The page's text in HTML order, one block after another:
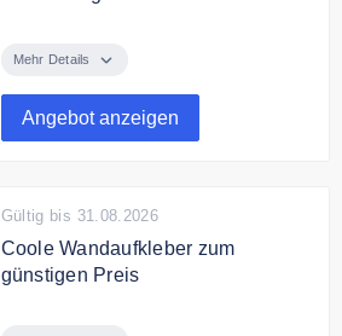
von Wandmotive.com ab 10€.
Mehr Details
Angebot anzeigen
Gültig bis 31.08.2026
Coole Wandaufkleber zum
günstigen Preis